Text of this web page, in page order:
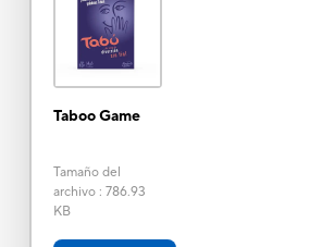
Taboo Game
Tamaño del
archivo: 786.93
KB